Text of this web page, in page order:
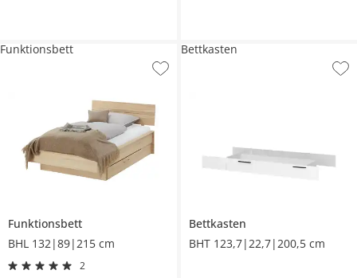
Funktionsbett
BHL 132|89|215 cm
2
Funktionsbett
Bettkasten
BHT 123,7|22,7|200,5 cm
Bettkasten